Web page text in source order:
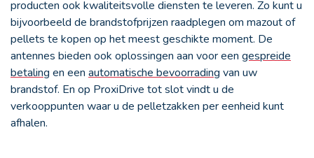
producten ook kwaliteitsvolle diensten te leveren. Zo kunt u
bijvoorbeeld de brandstofprijzen raadplegen om mazout of
pellets te kopen op het meest geschikte moment. De
antennes bieden ook oplossingen aan voor een gespreide
betaling en een automatische bevoorrading van uw
brandstof. En op ProxiDrive tot slot vindt u de
verkooppunten waar u de pelletzakken per eenheid kunt
afhalen.